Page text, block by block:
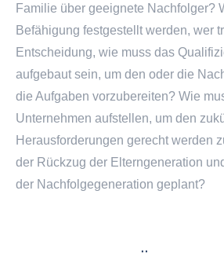
Familie über geeignete Nachfolger?
Befähigung festgestellt werden, wer
Entscheidung, wie muss das
aufgebaut sein, um den oder die
die Aufgaben vorzubereiten? Wie
Unternehmen aufstellen, um den
Herausforderungen gerecht werden
der Rückzug der Elterngeneration
der Nachfolgegeneration geplant?